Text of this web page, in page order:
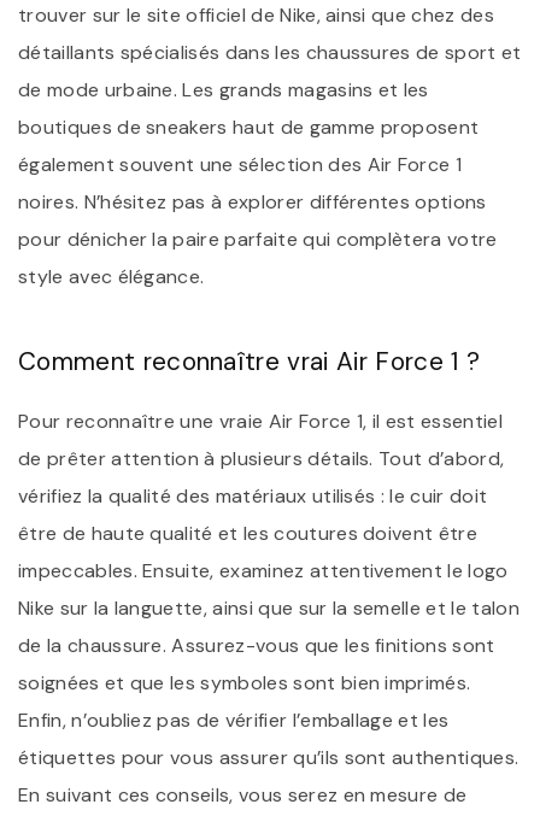
trouver sur le site officiel de Nike, ainsi que chez des
détaillants spécialisés dans les chaussures de sport et
de mode urbaine. Les grands magasins et les
boutiques de sneakers haut de gamme proposent
également souvent une sélection des Air Force 1
noires. N’hésitez pas à explorer différentes options
pour dénicher la paire parfaite qui complètera votre
style avec élégance.
Comment reconnaître vrai Air Force 1 ?
Pour reconnaître une vraie Air Force 1, il est essentiel
de prêter attention à plusieurs détails. Tout d’abord,
vérifiez la qualité des matériaux utilisés : le cuir doit
être de haute qualité et les coutures doivent être
impeccables. Ensuite, examinez attentivement le logo
Nike sur la languette, ainsi que sur la semelle et le talon
de la chaussure. Assurez-vous que les finitions sont
soignées et que les symboles sont bien imprimés.
Enfin, n’oubliez pas de vérifier l’emballage et les
étiquettes pour vous assurer qu’ils sont authentiques.
En suivant ces conseils, vous serez en mesure de